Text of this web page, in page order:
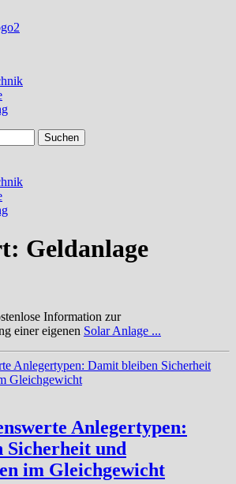
Geldanlage
Information zur
einer eigenen Solar Anlage ...
Anlegertypen:
Sicherheit und
im Gleichgewicht